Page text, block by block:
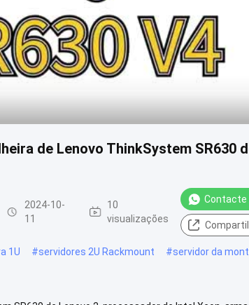
de Lenovo ThinkSystem SR630
2024-10-
11
10
visualizações
Contacte
1U #servidores 2U Rackmount #servidor da